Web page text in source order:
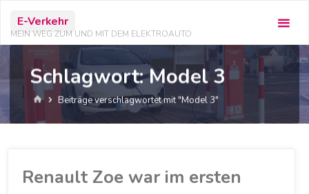
Inhalt
springen
E-Verkehr
MEIN WEG ZUM UND MIT DEM ELEKTROAUTO
Schlagwort:Model 3
StartBeiträge verschlagwortet mit "Model 3"
Renault Zoe war im ersten